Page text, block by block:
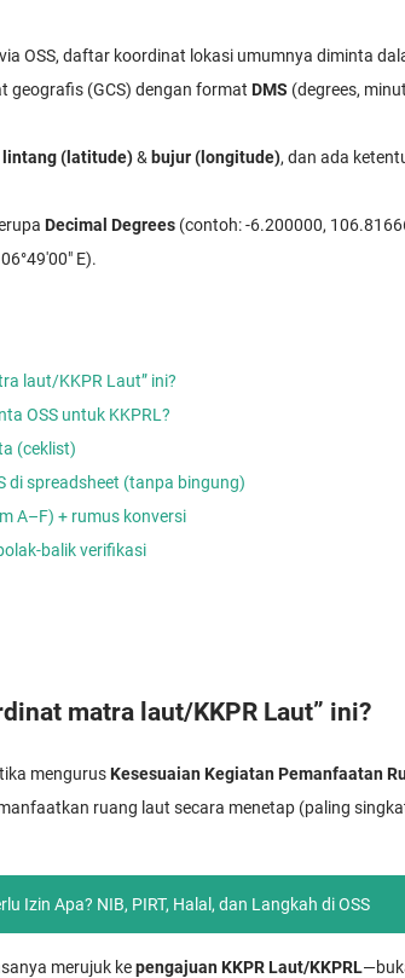
via OSS, daftar koordinat lokasi umumnya diminta
geografis (GCS) dengan format DMS (degrees,
lintang (latitude)& bujur (longitude), dan ada
Decimal Degrees (contoh: -6.200000,
E).
laut/KKPR Laut” ini?
OSS untuk KKPRL?
(ceklist)
di spreadsheet (tanpa bingung)
A–F) + rumus konversi
balik verifikasi
matra laut/KKPR Laut” ini?
mengurusKesesuaian Kegiatan Pemanfaatan
ruang laut secara menetap (paling
Izin Apa? NIB, PIRT, Halal, dan Langkah di OSS
merujuk kepengajuan KKPR Laut/KKPRL